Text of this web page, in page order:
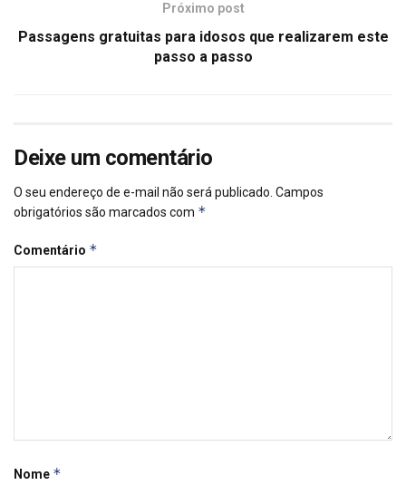
Próximo post
Passagens gratuitas para idosos que realizarem este
passo a passo
Deixe um comentário
O seu endereço de e-mail não será publicado. Campos
obrigatórios são marcados com *
Comentário *
Nome *